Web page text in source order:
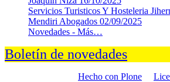
Servicios Turisticos Y Hosteleria
Mendiri Abogados 02/09/2025
Novedades - Más…
Boletín de novedades
Hecho con Plone